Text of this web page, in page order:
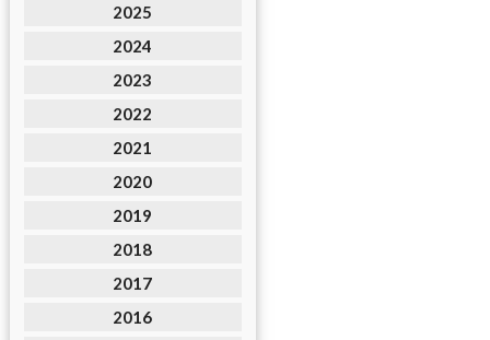
2025
2024
2023
2022
2021
2020
2019
2018
2017
2016